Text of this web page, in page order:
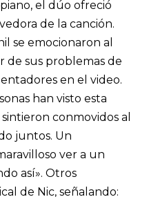
el dúo ofreció
de la canción.
se emocionaron al
de sus problemas de
en el video.
han visto esta
conmovidos al
juntos. Un
ver a un
así». Otros
de Nic, señalando: